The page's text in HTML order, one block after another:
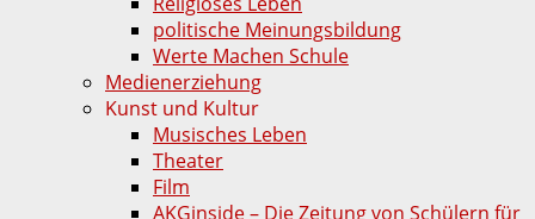
politische Meinungsbildung
Werte Machen Schule
Medienerziehung
Kunst und Kultur
Musisches Leben
Theater
Film
AKGinside – Die Zeitung von Schülern für